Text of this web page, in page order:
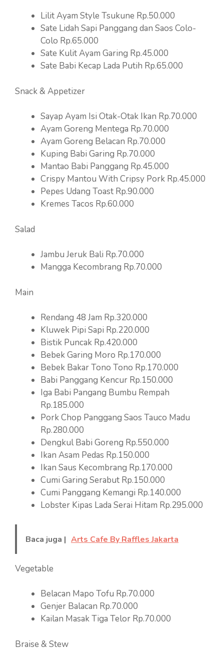
Lilit Ayam Style Tsukune Rp.50.000
Sate Lidah Sapi Panggang dan Saos Colo-
Colo Rp.65.000
Sate Kulit Ayam Garing Rp.45.000
Sate Babi Kecap Lada Putih Rp.65.000
Snack & Appetizer
Sayap Ayam Isi Otak-Otak Ikan Rp.70.000
Ayam Goreng Mentega Rp.70.000
Ayam Goreng Belacan Rp.70.000
Kuping Babi Garing Rp.70.000
Mantao Babi Panggang Rp.45.000
Crispy Mantou With Cripsy Pork Rp.45.000
Pepes Udang Toast Rp.90.000
Kremes Tacos Rp.60.000
Salad
Jambu Jeruk Bali Rp.70.000
Mangga Kecombrang Rp.70.000
Main
Rendang 48 Jam Rp.320.000
Kluwek Pipi Sapi Rp.220.000
Bistik Puncak Rp.420.000
Bebek Garing Moro Rp.170.000
Bebek Bakar Tono Tono Rp.170.000
Babi Panggang Kencur Rp.150.000
Iga Babi Pangang Bumbu Rempah
Rp.185.000
Pork Chop Panggang Saos Tauco Madu
Rp.280.000
Dengkul Babi Goreng Rp.550.000
Ikan Asam Pedas Rp.150.000
Ikan Saus Kecombrang Rp.170.000
Cumi Garing Serabut Rp.150.000
Cumi Panggang Kemangi Rp.140.000
Lobster Kipas Lada Serai Hitam Rp.295.000
Baca juga | Arts Cafe By Raffles Jakarta
Vegetable
Belacan Mapo Tofu Rp.70.000
Genjer Balacan Rp.70.000
Kailan Masak Tiga Telor Rp.70.000
Braise & Stew